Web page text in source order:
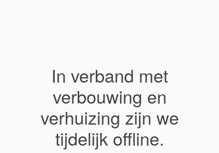
In verband met
verbouwing en
verhuizing zijn we
tijdelijk offline.